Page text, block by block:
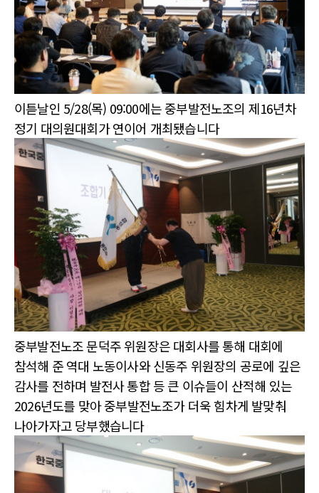
이튿날인 5/28(목) 09:00에는 중부발전노조의 제16년차
정기 대의원대회가 연이어 개최됐습니다
중부발전노조 문덕주 위원장은 대회사를 통해 대회에
참석해 준 역대 노동이사와 신동주 위원장의 공로에 깊은
감사를 전하며 발전사 통합 등 큰 이슈들이 산적해 있는
2026년도를 맞아 중부발전노조가 더욱 힘차게 발맞춰
나아가자고 당부했습니다